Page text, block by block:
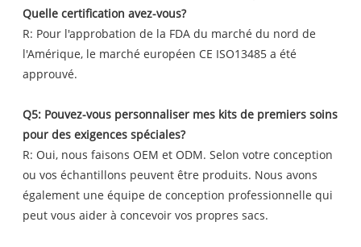
Quelle certification avez-vous?
R: Pour l'approbation de la FDA du marché du nord de
l'Amérique, le marché européen CE ISO13485 a été
approuvé.
Q5: Pouvez-vous personnaliser mes kits de premiers soins
pour des exigences spéciales?
R: Oui, nous faisons OEM et ODM. Selon votre conception
ou vos échantillons peuvent être produits. Nous avons
également une équipe de conception professionnelle qui
peut vous aider à concevoir vos propres sacs.